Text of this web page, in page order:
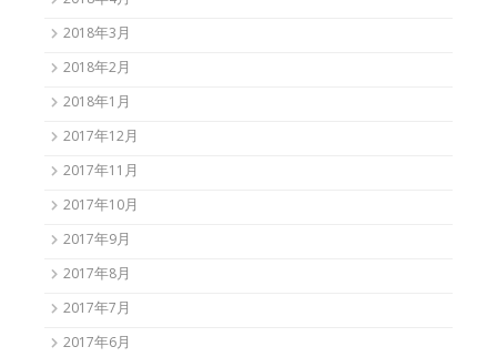
2018年3月
2018年2月
2018年1月
2017年12月
2017年11月
2017年10月
2017年9月
2017年8月
2017年7月
2017年6月